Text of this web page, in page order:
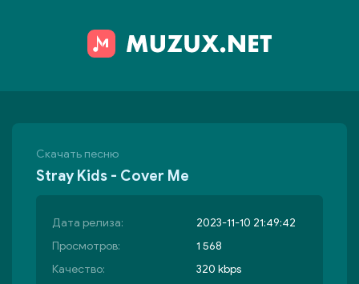
Скачать песню
Stray Kids - Cover Me
Дата релиза:
2023-11-10 21:49:42
Просмотров:
1 568
Качество:
320 kbps